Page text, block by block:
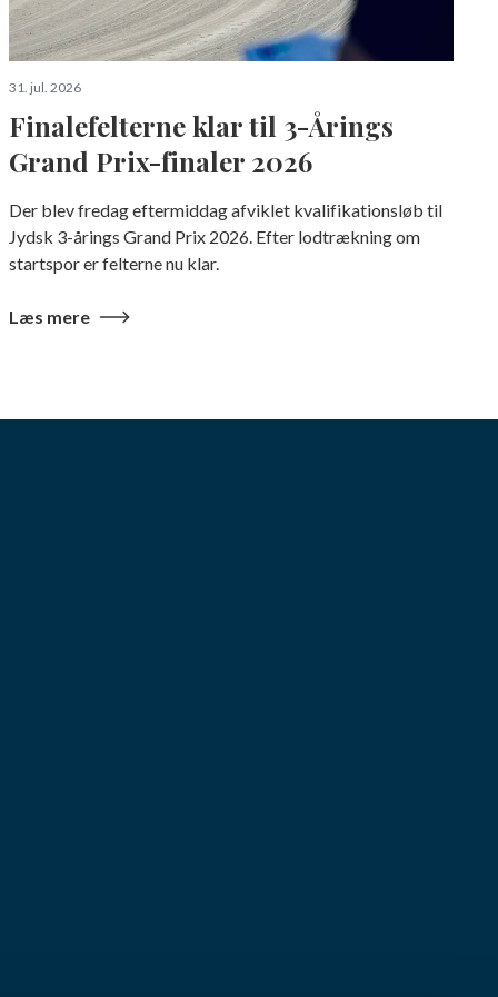
31. jul. 2026
Finalefelterne klar til 3-Årings
Grand Prix-finaler 2026
Der blev fredag eftermiddag afviklet kvalifikationsløb til
Jydsk 3-årings Grand Prix 2026. Efter lodtrækning om
startspor er felterne nu klar.
Læs mere